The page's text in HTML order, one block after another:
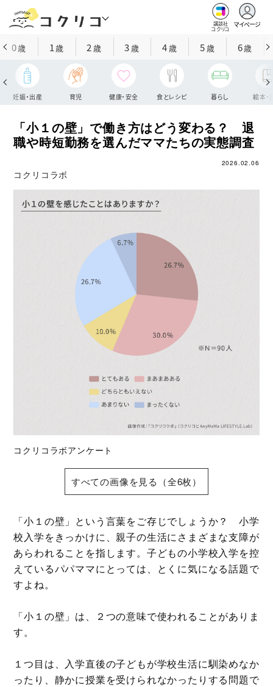
講談社
コクリコ
マイページ
0歳 1歳 2 歳 3歳 4歳 5歳 6歳
妊娠・出産 育児 健康・安全 食とレシピ 暮らし 絵本・
「小１の壁」で働き方はどう変わる？ 退
職や時短勤務を選んだママたちの実態調査
2026.02.06
コクリコラボ
コクリコラボアンケート
すべての画像を見る（全6枚）
「小１の壁」という言葉をご存じでしょうか？ 小学
校入学をきっかけに、親子の生活にさまざまな支障が
あらわれることを指します。子どもの小学校入学を控
えているパパママにとっては、とくに気になる話題で
すよね。
「小１の壁」は、２つの意味で使われることがありま
す。
１つ目は、入学直後の子どもが学校生活に馴染めなか
ったり、静かに授業を受けられなかったりする問題で